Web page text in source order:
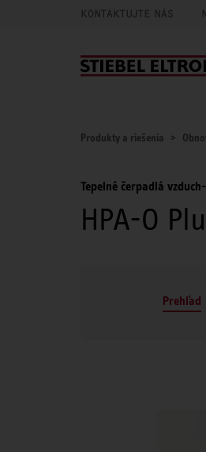
KONTAKTUJTE NÁS
Produkty a riešenia
Tepelné čerpadlá
HPA-O
Prehľad